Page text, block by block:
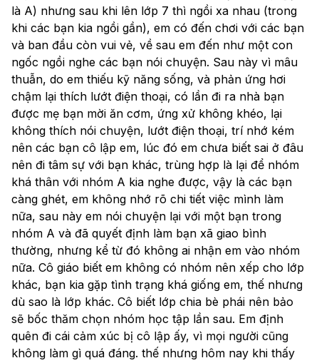
là A) nhưng sau khi lên lớp 7 thì ngồi xa nhau (trong
khi các bạn kia ngồi gần), em có đến chơi với các bạn
và ban đầu còn vui vẻ, về sau em đến như một con
ngốc ngồi nghe các bạn nói chuyện. Sau này vì mâu
thuẫn, do em thiếu kỹ năng sống, và phản ứng hơi
chậm lại thích lướt điện thoại, có lần đi ra nhà bạn
được mẹ bạn mời ăn cơm, ứng xử không khéo, lại
không thích nói chuyện, lướt điện thoại, trí nhớ kém
nên các bạn cô lập em, lúc đó em chưa biết sai ở đâu
nên đi tâm sự với bạn khác, trùng hợp là lại để nhóm
khá thân với nhóm A kia nghe được, vậy là các bạn
càng ghét, em không nhớ rõ chi tiết việc mình làm
nữa, sau này em nói chuyện lại với một bạn trong
nhóm A và đã quyết định làm bạn xã giao bình
thường, nhưng kể từ đó không ai nhận em vào nhóm
nữa. Cô giáo biết em không có nhóm nên xếp cho lớp
khác, bạn kia gặp tình trạng khá giống em, thế nhưng
dù sao là lớp khác. Cô biết lớp chia bè phái nên bảo
sẽ bốc thăm chọn nhóm học tập lần sau. Em định
quên đi cái cảm xúc bị cô lập ấy, vì mọi người cũng
không làm gì quá đáng. thế nhưng hôm nay khi thấy